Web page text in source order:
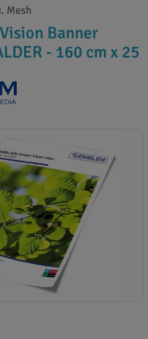
Mesh
Banner
- 160 cm x 25